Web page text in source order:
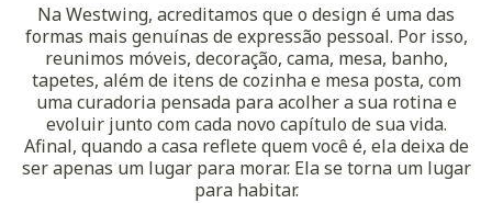
Na Westwing, acreditamos que o design é uma das
formas mais genuínas de expressão pessoal. Por isso,
reunimos móveis, decoração, cama, mesa, banho,
tapetes, além de itens de cozinha e mesa posta, com
uma curadoria pensada para acolher a sua rotina e
evoluir junto com cada novo capítulo de sua vida.
Afinal, quando a casa reflete quem você é, ela deixa de
ser apenas um lugar para morar. Ela se torna um lugar
para habitar.